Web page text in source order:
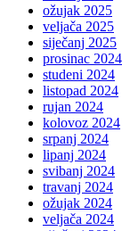
ožujak 2025
veljača 2025
siječanj 2025
prosinac 2024
studeni 2024
listopad 2024
rujan 2024
kolovoz 2024
srpanj 2024
lipanj 2024
svibanj 2024
travanj 2024
ožujak 2024
veljača 2024